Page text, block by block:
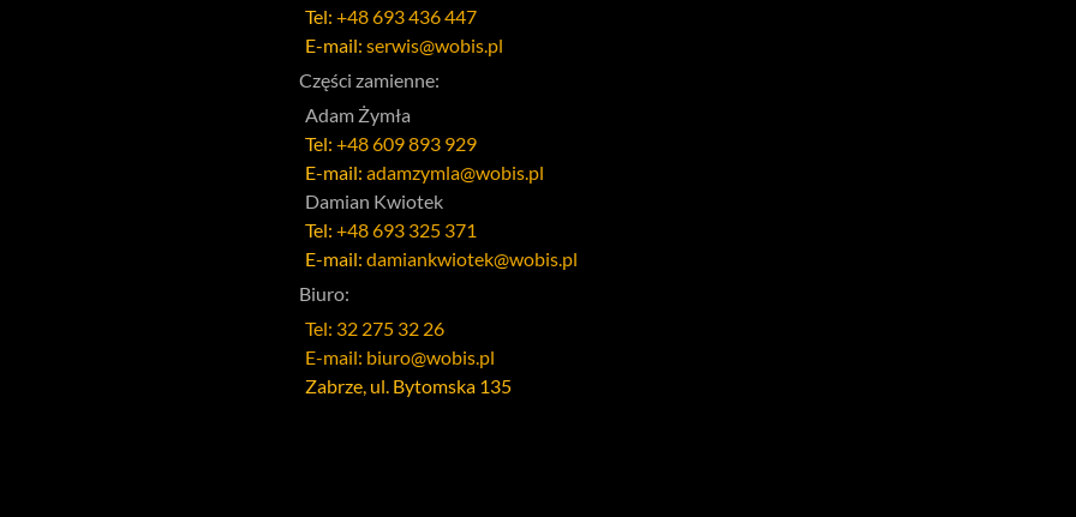
Tel: +48 693 436 447
E-mail: serwis@wobis.pl
Części zamienne:
Adam Żymła
Tel: +48 609 893 929
E-mail: adamzymla@wobis.pl
Damian Kwiotek
Tel: +48 693 325 371
E-mail: damiankwiotek@wobis.pl
Biuro:
Tel: 32 275 32 26
E-mail: biuro@wobis.pl
Zabrze, ul. Bytomska 135